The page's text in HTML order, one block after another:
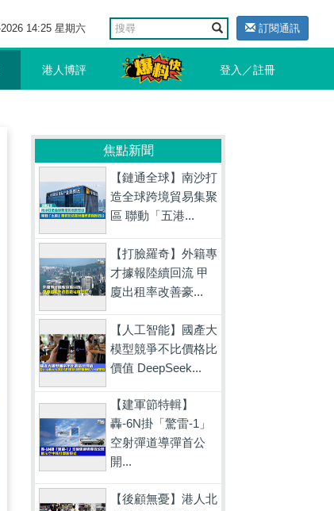
14:25 星期六 訂閱通訊
港人博評 登入／註冊
焦點新聞
【鏈通全球】南沙打
造全球跨境貿易集聚
區 聯動「五港...
【打臉羅奇】外籍專
才據報陸續回流 甲
廈出租率改善豪...
【人工智能】國產大
模型競爭不比價格比
價值 DeepSeek...
【建軍節特輯】
轟-6N掛「驚雷-1」
空射彈道導彈首公
開...
【後顧無憂】港人北